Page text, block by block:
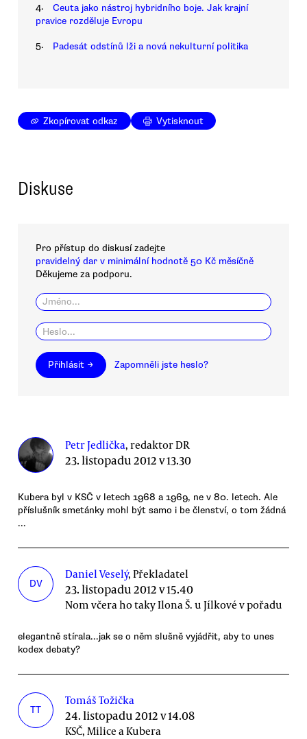
4.
Ceuta jako nástroj hybridního boje. Jak krajní
pravice rozděluje Evropu
5. Padesát odstínů lži a nová nekulturní politika
Zkopírovat odkaz Vytisknout
Diskuse
Pro přístup do diskusí zadejte
pravidelný dar v minimální hodnotě 50 Kč měsíčně
Děkujeme za podporu.
Přihlásit → Zapomněli jste heslo?
Petr Jedlička, redaktor DR
23. listopadu 2012 v 13.30
Kubera byl v KSČ v letech 1968 a 1969, ne v 80. letech. Ale
příslušník smetánky mohl být samo i be členství, o tom žádná
...
DV
Daniel Veselý, Překladatel
23. listopadu 2012 v 15.40
Nom včera ho taky Ilona Š. u Jílkové v pořadu
elegantně stírala...jak se o něm slušně vyjádřit, aby to unes
kodex debaty?
TT
Tomáš Tožička
24. listopadu 2012 v 14.08
KSČ, Milice a Kubera